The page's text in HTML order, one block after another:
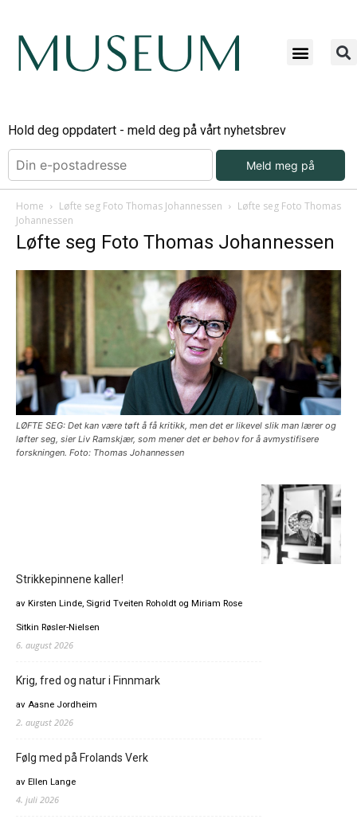
Hold deg oppdatert - meld deg på vårt nyhetsbrev
Meld meg på
Home Løfte seg Foto Thomas Johannessen
Løfte seg Foto Thomas
Johannessen
Løfte seg Foto Thomas Johannessen
LØFTE SEG: Det kan være tøft å få kritikk, men det er likevel slik man lærer og
løfter seg, sier Liv Ramskjær, som mener det er behov for å avmystifisere
forskningen. Foto: Thomas Johannessen
Strikkepinnene kaller!
av Kirsten Linde, Sigrid Tveiten Roholdt og Miriam Rose
Sitkin Røsler-Nielsen
6. august 2026
Krig, fred og natur i Finnmark
av Aasne Jordheim
2. august 2026
Følg med på Frolands Verk
av Ellen Lange
4. juli 2026